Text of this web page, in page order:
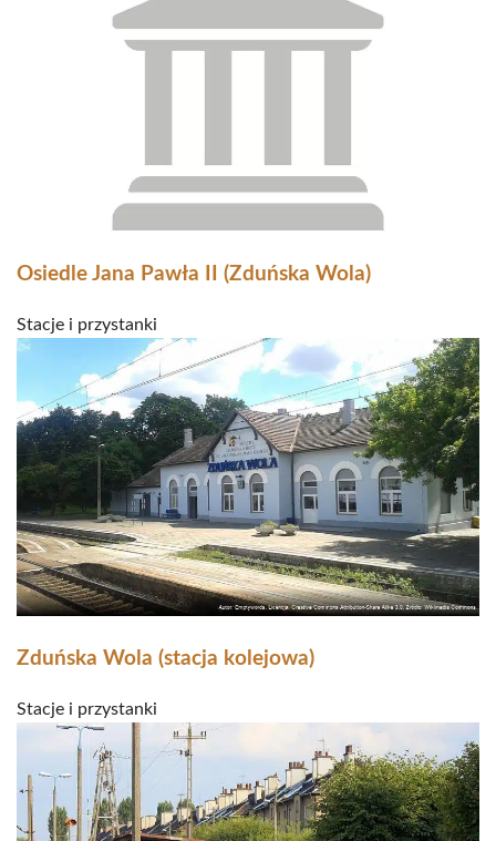
Osiedle Jana Pawła II (Zduńska Wola)
Stacje i przystanki
Zduńska Wola (stacja kolejowa)
Stacje i przystanki